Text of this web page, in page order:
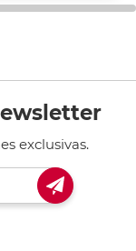
exclusivas.